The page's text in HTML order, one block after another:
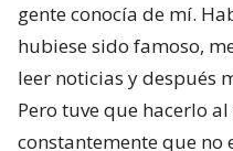
gente conocía de mí.
hubiese sido famoso,
leer noticias y después
Pero tuve que hacerlo
constantemente que no